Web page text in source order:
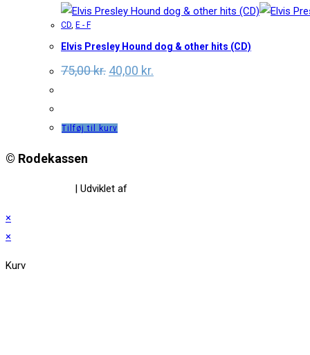
CD, E - F
Elvis Presley Hound dog & other hits (CD)
75,00kr. Original
price
40,00 kr.
price
Tilføj til kurv
© Rodekassen
| Udviklet af
×
×
Kurv